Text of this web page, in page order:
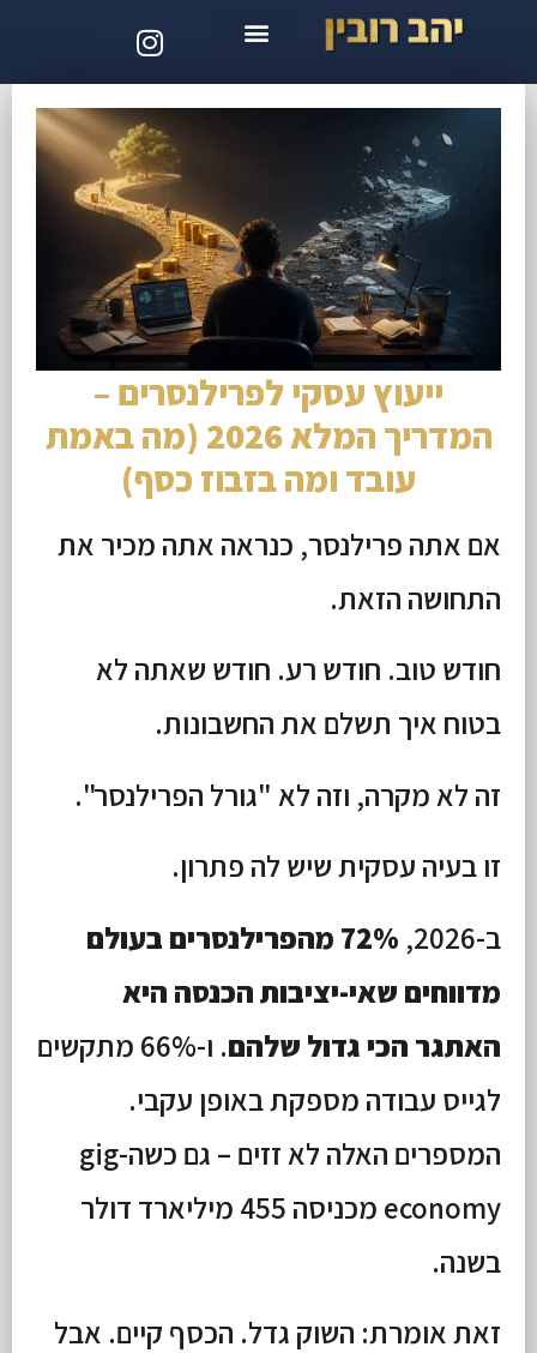
ייעוץ עסקי לפרילנסרים –
המדריך המלא 2026 (מה באמת
עובד ומה בזבוז כסף)
אם אתה פרילנסר, כנראה אתה מכיר את
התחושה הזאת.
חודש טוב. חודש רע. חודש שאתה לא
בטוח איך תשלם את החשבונות.
זה לא מקרה, וזה לא "גורל הפרילנסר".
זו בעיה עסקית שיש לה פתרון.
ב-2026,
72% מהפרילנסרים בעולם
מדווחים שאי-יציבות הכנסה היא
האתגר הכי גדול שלהם
. ו-66% מתקשים
לגייס עבודה מספקת באופן עקבי.
המספרים האלה לא זזים – גם כשה-gig
economy מכניסה 455 מיליארד דולר
בשנה.
זאת אומרת: השוק גדל. הכסף קיים. אבל